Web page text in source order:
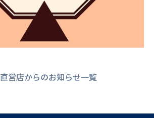
直営店からのお知らせ一覧